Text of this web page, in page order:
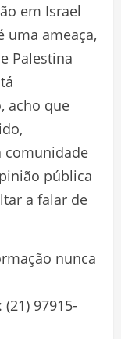
em Israel
uma ameaça,
Palestina
acho que
comunidade
pública
a falar de
nunca
97915-